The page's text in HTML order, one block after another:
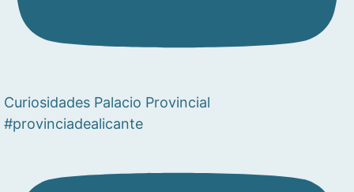
Curiosidades Palacio Provincial
#provinciadealicante